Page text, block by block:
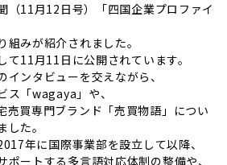
（11月12日号）「四国企業プロファイ
組みが紹介されました。
て11月11日に公開されています。
ンタビューを交えながら、
ス「wagaya」や、
売買専門ブランド「売買物語」につい
た。
年に国際事業部を設立して以降、
ートする多言語対応体制の整備や、